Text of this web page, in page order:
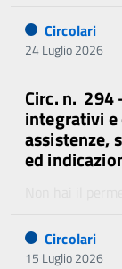
Circolari
24 Luglio 2026
Circ. n. 294
integrativi e
assistenze,
ed
Circolari
15 Luglio 2026